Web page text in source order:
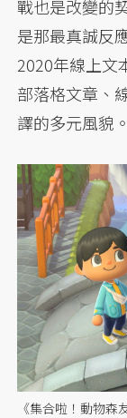
戰也是改變的
是那最真誠反
2020年線上文
部落格文章、
譯的多元風貌。
《集合啦！動物森